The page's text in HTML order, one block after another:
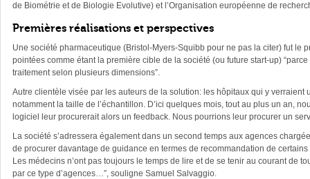
de Biométrie et de Biologie Evolutive) et l’Organisation européenne de
Premières réalisations et perspectives
Une société pharmaceutique (Bristol-Myers-Squibb pour ne pas la citer) fut le
pointées comme étant la première cible de la société (ou future start-up)
traitement selon plusieurs dimensions”.
Autre clientèle visée par les auteurs de la solution: les hôpitaux qui y verraient
notamment la taille de l’échantillon. D’ici quelques mois, tout au plus un an,
logiciel leur procurerait alors un feedback. Nous pourrions leur procurer un
La société s’adressera également dans un second temps aux agences
de procurer davantage de guidance en termes de recommandation de
Les médecins n’ont pas toujours le temps de lire et de se tenir au courant de
par ce type d’agences…”, souligne Samuel Salvaggio.